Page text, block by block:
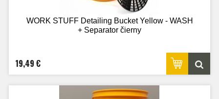
WORK STUFF Detailing Bucket Yellow - WASH
+ Separator čierny
19,49 €